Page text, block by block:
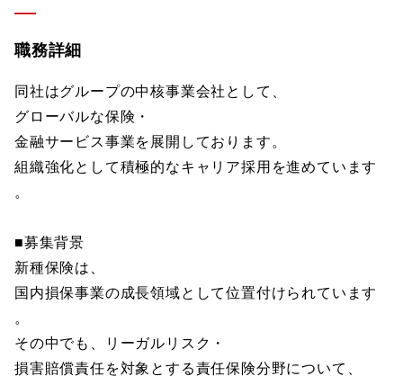
職務詳細
同社はグループの中核事業会社として、
グローバルな保険・
金融サービス事業を展開しております。
組織強化として積極的なキャリア採用を進めています
。
■募集背景
新種保険は、
国内損保事業の成長領域として位置付けられています
。
その中でも、リーガルリスク・
損害賠償責任を対象とする責任保険分野について、